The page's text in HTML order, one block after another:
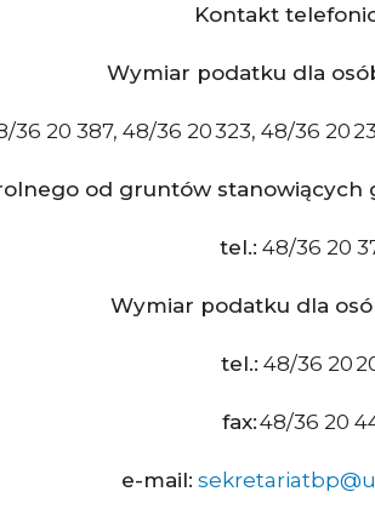
Kontakt
Wymiar podatku dla
36 20 387, 48/36 20 323, 48/36 20
od gruntów stanowiących
tel.: 48/36 20
Wymiar podatku dla
tel.: 48/36 20
fax:48/36 20
e-mail: